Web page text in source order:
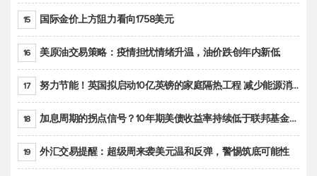
15 国际金价上方阻力看向1758美元
16 美原油交易策略：疫情担忧情绪升温，油价跌创年内新低
17 努力节能！英国拟启动10亿英镑的家庭隔热工程 减少能源消耗
18 加息周期的拐点信号？10年期美债收益率持续低于联邦基金利率目标区间
19 外汇交易提醒：超级周来袭美元温和反弹，警惕筑底可能性